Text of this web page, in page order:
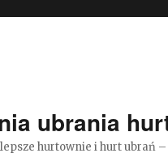
ubrania
hurtownie i hurt ubrań